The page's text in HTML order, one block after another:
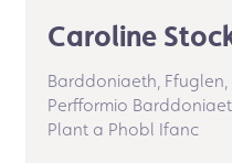
Caroline
Barddoniaeth, Ffuglen,
Perfformio
Plant a Phobl Ifanc